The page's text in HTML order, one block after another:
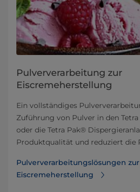
Pulververarbeitung zur
Eiscremeherstellung
Ein vollständiges
Zuführung von Pulver in den
oder die Tetra Pak®
Produktqualität und reduziert die
Pulververarbeitungslösungen zur
Eiscremeherstellung